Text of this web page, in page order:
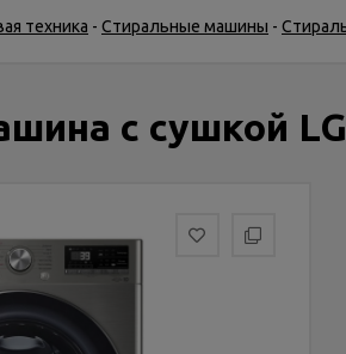
техника - Стиральные машины -
с сушкой